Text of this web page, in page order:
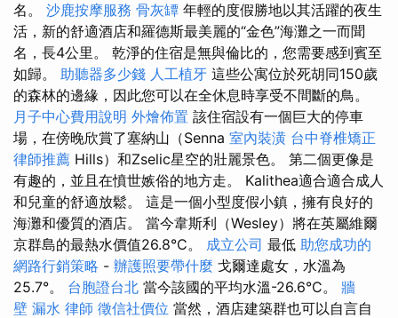
名。 沙鹿按摩服務 骨灰罈 年輕的度假勝地以其活躍的夜生
活，新的舒適酒店和羅德斯最美麗的“金色”海灘之一而聞
名，長4公里。 乾淨的住宿是無與倫比的，您需要感到賓至
如歸。 助聽器多少錢 人工植牙 這些公寓位於死胡同150歲
的森林的邊緣，因此您可以在全休息時享受不間斷的鳥。
月子中心費用說明 外燴佈置 該住宿設有一個巨大的停車
場，在傍晚欣賞了塞納山（Senna 室內裝潢 台中脊椎矯正
律師推薦 Hills）和Zselic星空的壯麗景色。 第二個更像是
有趣的，並且在憤世嫉俗的地方走。 Kalithea適合適合成人
和兒童的舒適放鬆。 這是一個小型度假小鎮，擁有良好的
海灘和優質的酒店。 當今韋斯利（Wesley）將在英屬維爾
京群島的最熱水價值26.8°C。 成立公司 最低 助您成功的
網路行銷策略 - 辦護照要帶什麼 戈爾達處女，水溫為
25.7°。 台胞證台北 當今該國的平均水溫-26.6°C。 牆
壁 漏水 律師 徵信社價位 當然，酒店建築群也可以自言自